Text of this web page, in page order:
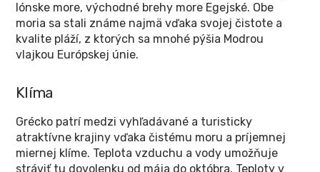
Iónske more, východné brehy more Egejské. Obe
moria sa stali známe najmä vďaka svojej čistote a
kvalite pláží, z ktorých sa mnohé pýšia Modrou
vlajkou Európskej únie.
Klíma
Grécko patrí medzi vyhľadávané a turisticky
atraktívne krajiny vďaka čistému moru a príjemnej
miernej klíme. Teplota vzduchu a vody umožňuje
stráviť tu dovolenku od mája do októbra. Teploty v